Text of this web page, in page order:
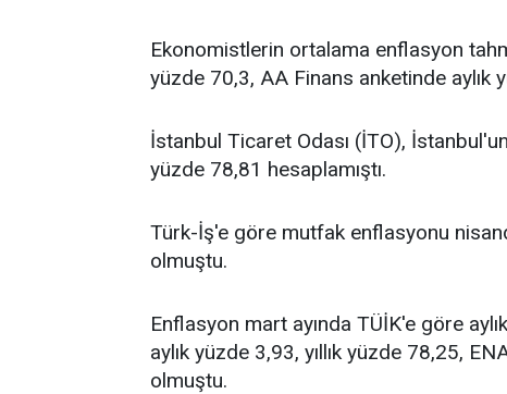
Ekonomistlerin ortalama enflasyon
yüzde 70,3, AA Finans anketinde aylık
İstanbul Ticaret Odası (İTO),
yüzde 78,81 hesaplamıştı.
Türk-İş'e göre mutfak enflasyonu
olmuştu.
Enflasyon mart ayında TÜİK'e göre
aylık yüzde 3,93, yıllık yüzde 78,25,
olmuştu.